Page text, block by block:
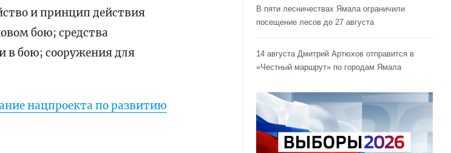
и принцип действия
бою; средства
в бою; сооружения для
нацпроекта по развитию
В пяти лесничествах Ямала ограничили
посещение лесов до 27 августа
14 августа Дмитрий Артюхов отправится в
«Честный маршрут» по городам Ямала